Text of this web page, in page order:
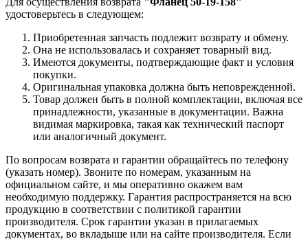
удостоверьтесь в следующем:
Приобретенная запчасть подлежит возврату и обмену.
Она не использовалась и сохраняет товарный вид.
Имеются документы, подтверждающие факт и условия
покупки.
Оригинальная упаковка должна быть неповрежденной.
Товар должен быть в полной комплектации, включая все
принадлежности, указанные в документации. Важна
видимая маркировка, такая как технический паспорт
или аналогичный документ.
По вопросам возврата и гарантии обращайтесь по телефону
(указать номер). Звоните по номерам, указанным на
официальном сайте, и мы оперативно окажем вам
необходимую поддержку. Гарантия распространяется на всю
продукцию в соответствии с политикой гарантии
производителя. Срок гарантии указан в прилагаемых
документах, во вкладыше или на сайте производителя. Если